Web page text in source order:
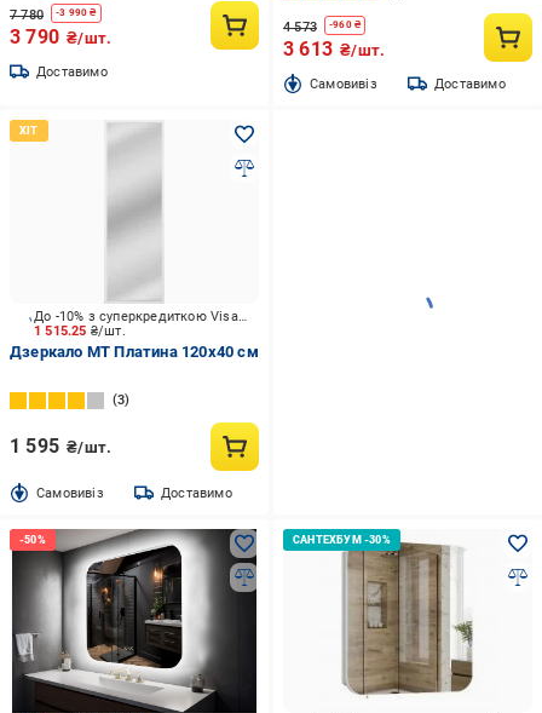
7 780 -3 990 ₴
3 790 ₴/шт.
Доставимо
4 573 -960₴
3 613 ₴/шт.
Cамовивіз Доставимо
1 515.25 ₴/шт.
До -10% з суперкредиткою Visa Вигода
Дзеркало МТ Платина 120x40 см
3
1 595 ₴/шт.
Cамовивіз Доставимо